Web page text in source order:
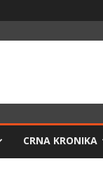
CRNA KRONIKA